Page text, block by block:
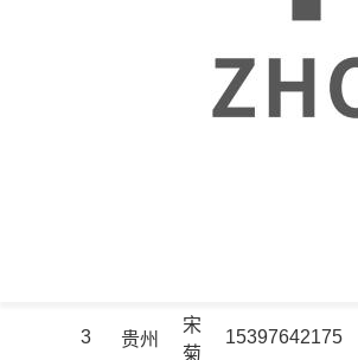
15397640352
3 贵州
宋
菊
15397642175